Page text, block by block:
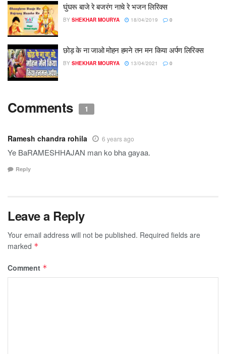
घुंघरू बाजे रे बजरंग नाचे रे भजन लिरिक्स
BY SHEKHAR MOURYA 18/04/2019 0
छोड़ के ना जाओ मोहन हमने तन मन किया अर्पण लिरिक्स
BY SHEKHAR MOURYA 13/04/2021 0
Comments 1
Ramesh chandra rohila 6 years ago
Ye BaRAMESHHAJAN man ko bha gayaa.
Reply
Leave a Reply
Your email address will not be published. Required fields are
marked *
Comment *